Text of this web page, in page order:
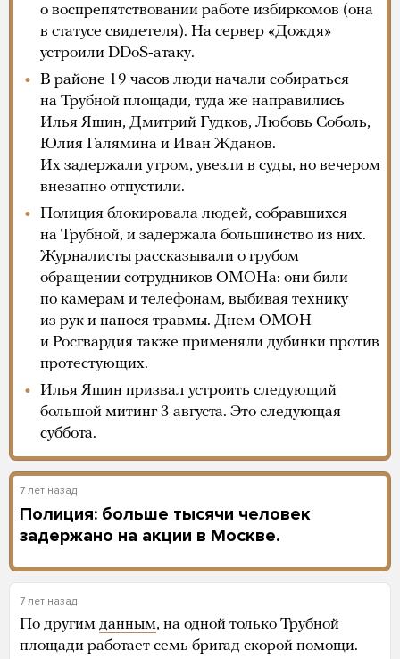
о воспрепятствовании работе избиркомов (она
в статусе свидетеля). На сервер «Дождя»
устроили DDoS-атаку.
В районе 19 часов люди начали собираться
на Трубной площади, туда же направились
Илья Яшин, Дмитрий Гудков, Любовь Соболь,
Юлия Галямина и Иван Жданов.
Их задержали утром, увезли в суды, но вечером
внезапно отпустили.
Полиция блокировала людей, собравшихся
на Трубной, и задержала большинство из них.
Журналисты рассказывали о грубом
обращении сотрудников ОМОНа: они били
по камерам и телефонам, выбивая технику
из рук и нанося травмы. Днем ОМОН
и Росгвардия также применяли дубинки против
протестующих.
Илья Яшин призвал устроить следующий
большой митинг 3 августа. Это следующая
суббота.
7 лет назад
Полиция: больше тысячи человек
задержано на акции в Москве.
7 лет назад
По другим данным, на одной только Трубной
площади работает семь бригад скорой помощи.